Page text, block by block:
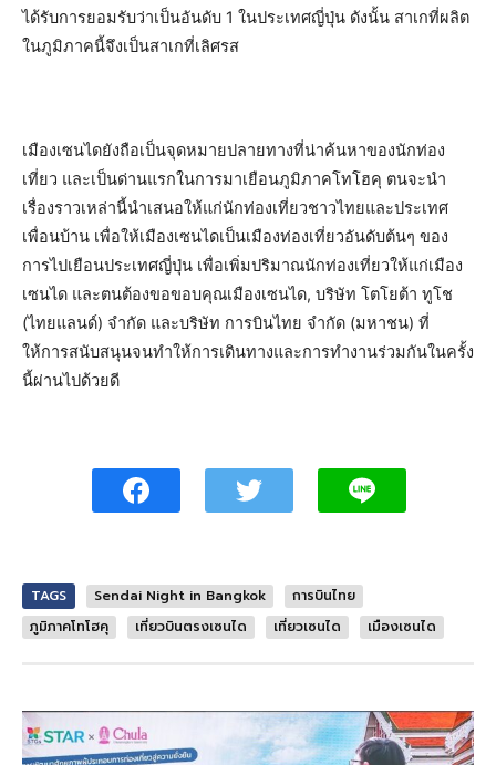
ได้รับการยอมรับว่าเป็นอันดับ 1 ในประเทศญี่ปุ่น ดังนั้น สาเกที่ผลิต
ในภูมิภาคนี้จึงเป็นสาเกที่เลิศรส
เมืองเซนไดยังถือเป็นจุดหมายปลายทางที่น่าค้นหาของนักท่อง
เที่ยว และเป็นด่านแรกในการมาเยือนภูมิภาคโทโฮคุ ตนจะนำ
เรื่องราวเหล่านี้นำเสนอให้แก่นักท่องเที่ยวชาวไทยและประเทศ
เพื่อนบ้าน เพื่อให้เมืองเซนไดเป็นเมืองท่องเที่ยวอันดับต้นๆ ของ
การไปเยือนประเทศญี่ปุ่น เพื่อเพิ่มปริมาณนักท่องเที่ยวให้แก่เมือง
เซนได และตนต้องขอขอบคุณเมืองเซนได, บริษัท โตโยต้า ทูโช
(ไทยแลนด์) จำกัด และบริษัท การบินไทย จำกัด (มหาชน) ที่
ให้การสนับสนุนจนทำให้การเดินทางและการทำงานร่วมกันในครั้ง
นี้ผ่านไปด้วยดี
TAGS Sendai Night in Bangkok
การบินไทย
ภูมิภาคโทโฮคุ
เที่ยวบินตรงเซนได เที่ยวเซนได เมืองเซนได